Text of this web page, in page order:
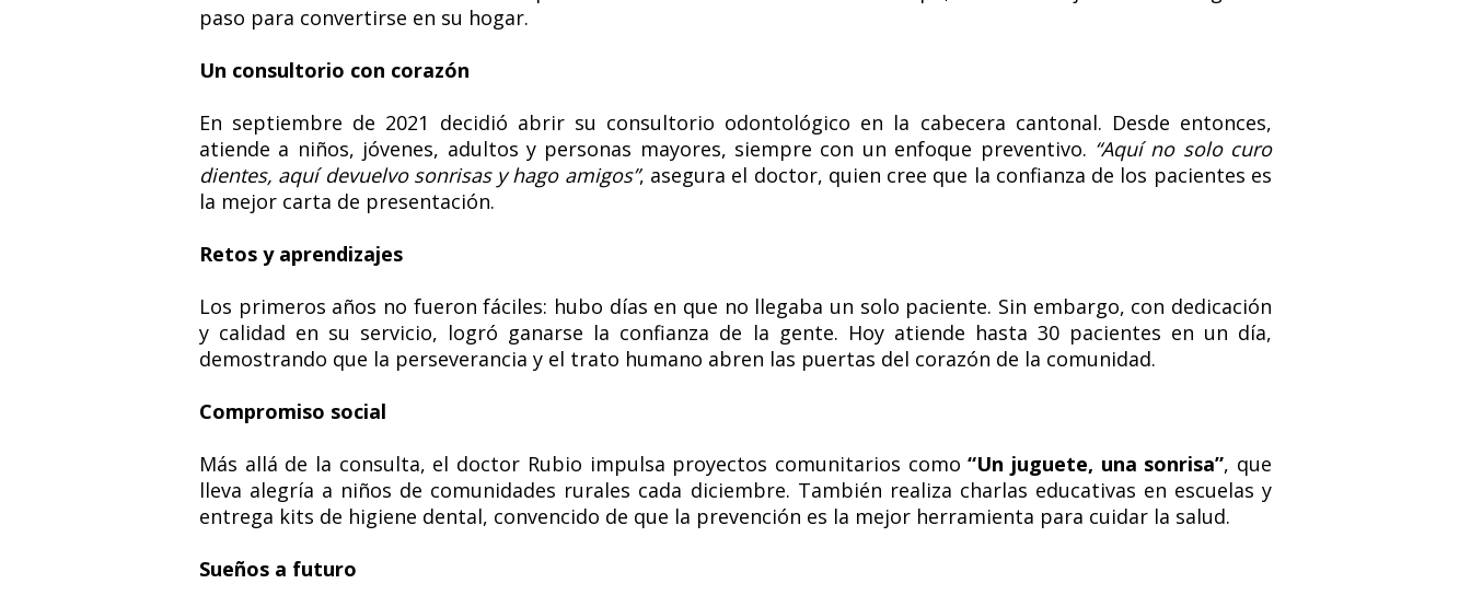
paso para convertirse en su hogar.
Un consultorio con corazón
En septiembre de 2021 decidió abrir su consultorio odontológico en la cabecera cantonal. Desde entonces,
atiende a niños, jóvenes, adultos y personas mayores, siempre con un enfoque preventivo. “Aquí no solo curo
dientes, aquí devuelvo sonrisas y hago amigos”, asegura el doctor, quien cree que la confianza de los pacientes es
la mejor carta de presentación.
Retos y aprendizajes
Los primeros años no fueron fáciles: hubo días en que no llegaba un solo paciente. Sin embargo, con dedicación
y calidad en su servicio, logró ganarse la confianza de la gente. Hoy atiende hasta 30 pacientes en un día,
demostrando que la perseverancia y el trato humano abren las puertas del corazón de la comunidad.
Compromiso social
Más allá de la consulta, el doctor Rubio impulsa proyectos comunitarios como“Un juguete, una sonrisa”, que
lleva alegría a niños de comunidades rurales cada diciembre. También realiza charlas educativas en escuelas y
entrega kits de higiene dental, convencido de que la prevención es la mejor herramienta para cuidar la salud.
Sueños a futuro